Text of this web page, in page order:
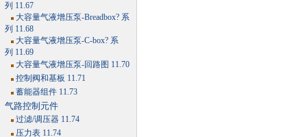
列 11.67
大容量气液增压泵-Breadbox? 系
列 11.68
大容量气液增压泵-C-box? 系
列 11.69
大容量气液增压泵-回路图 11.70
控制阀和基板 11.71
蓄能器组件 11.73
气路控制元件
过滤/调压器 11.74
压力表 11.74